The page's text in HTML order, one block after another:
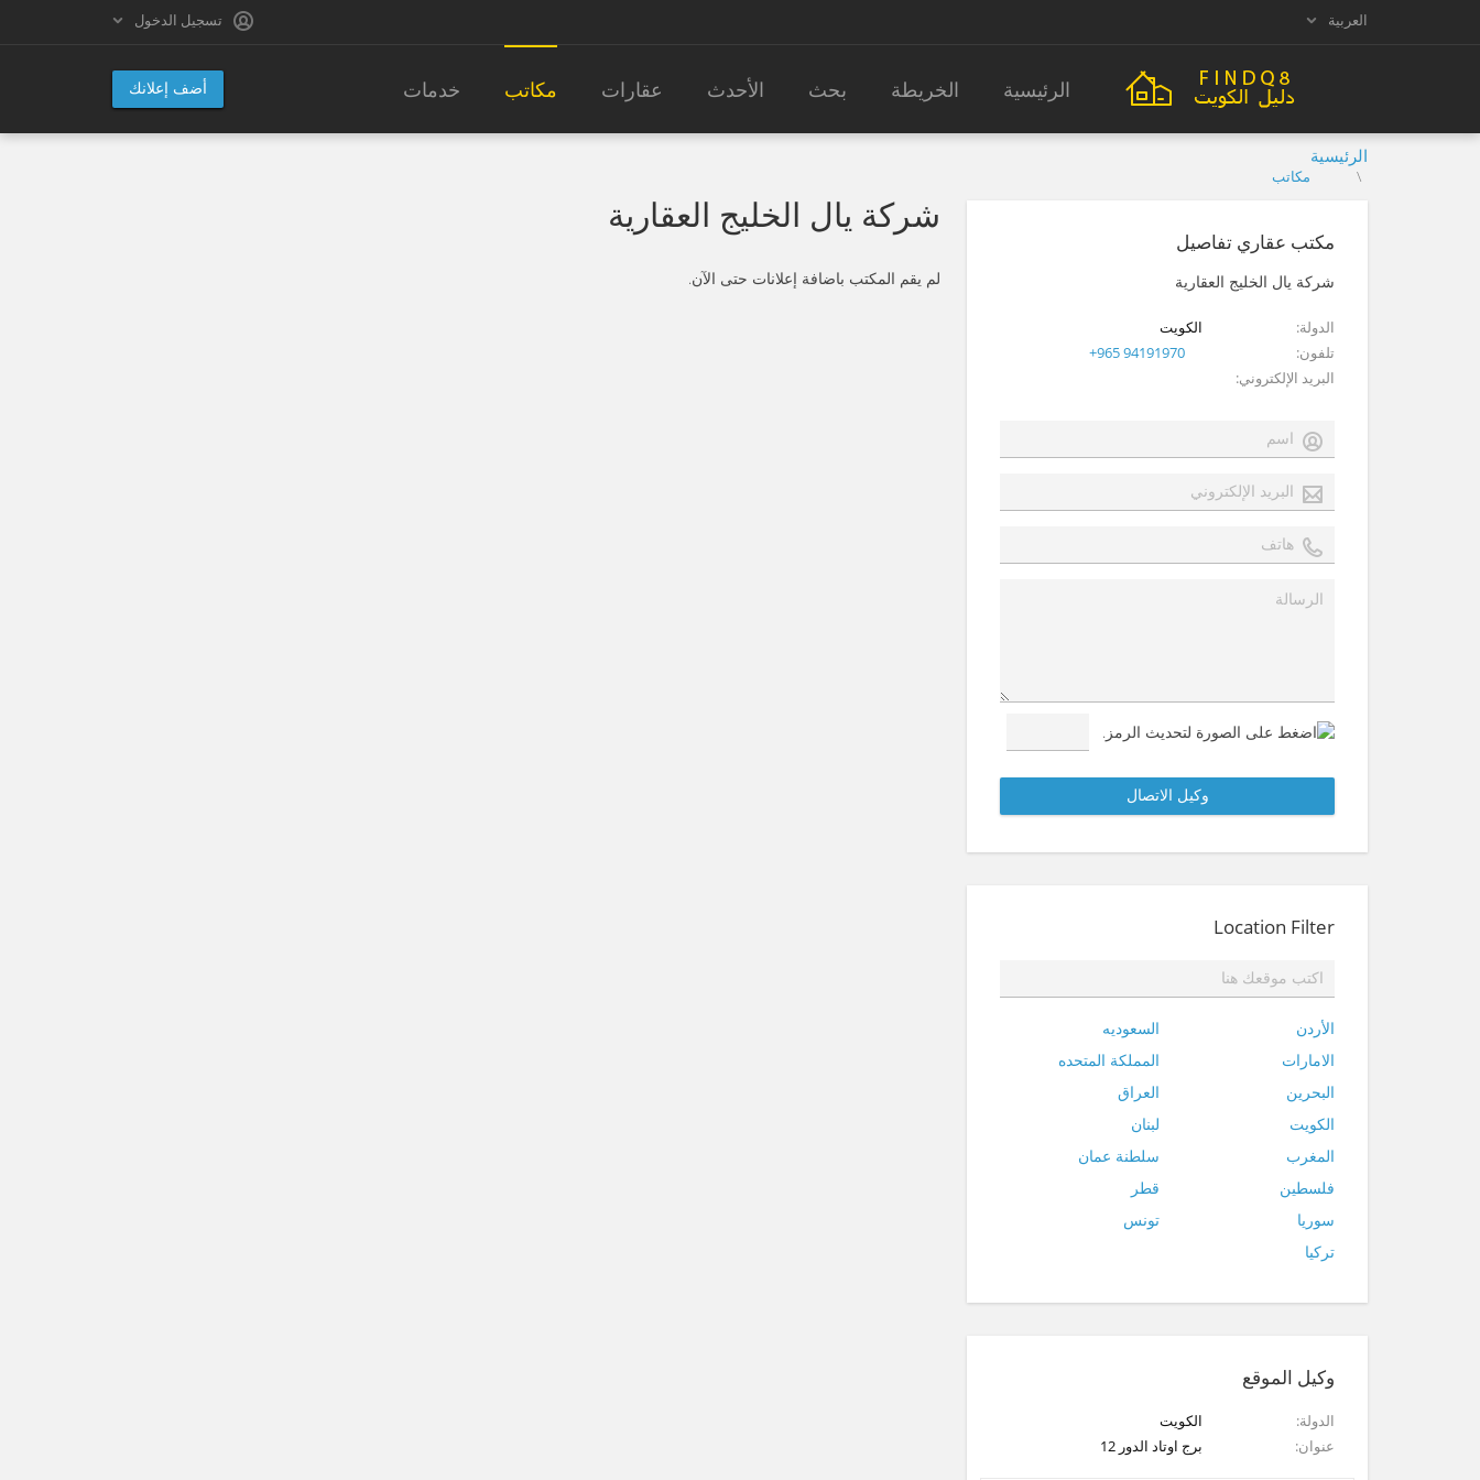
العربية تسجيل الدخول
أضف إعلانك الرئيسية الخريطة بحث الأحدث عقارات مكاتب خدمات
الرئيسية
مكاتب
مكتب عقاري تفاصيل
شركة يال الخليج العقارية
الدولة
الكويت
تلفون
+965 94191970
البريد الإلكتروني
Location Filter
الأردن
السعوديه
الامارات
المملكة المتحده
البحرين
العراق
الكويت
لبنان
المغرب
سلطنة عمان
فلسطين
قطر
سوريا
تونس
تركيا
وكيل الموقع
الدولة
الكويت
عنوان
برج اوتاد الدور 12
شركة يال الخليج العقارية
لم يقم المكتب باضافة إعلانات حتى الآن.